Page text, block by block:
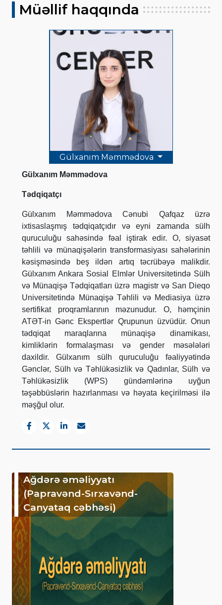
Müəllif haqqında
Gülxanım Məmmədova
Gülxanım Məmmədova
Tədqiqatçı
Gülxanım Məmmədova Cənubi Qafqaz üzrə
ixtisaslaşmış tədqiqatçıdır və eyni zamanda sülh
quruculuğu sahəsində fəal iştirak edir. O, siyasət
təhlili və münaqişələrin transformasiyası sahələrinin
kəsişməsində beş ildən artıq təcrübəyə malikdir.
Gülxanım Ankara Sosial Elmlər Universitetində Sülh
və Münaqişə Tədqiqatları üzrə magistr və San Dieqo
Universitetində Münaqişə Təhlili və Mediasiya üzrə
sertifikat proqramlarının məzunudur. O, həmçinin
ATƏT-in Gənc Ekspertlər Qrupunun üzvüdür. Onun
tədqiqat maraqlarına münaqişə dinamikası,
kimliklərin formalaşması və gender məsələləri
daxildir. Gülxanım sülh quruculuğu fəaliyyətində
Gənclər, Sülh və Təhlükəsizlik və Qadınlar, Sülh və
Təhlükəsizlik (WPS) gündəmlərinə uyğun
təşəbbüslərin hazırlanması və həyata keçirilməsi ilə
məşğul olur.
Ağdərə əməliyyatı
(Papravənd-Sırxavənd-
Canyataq cəbhəsi)